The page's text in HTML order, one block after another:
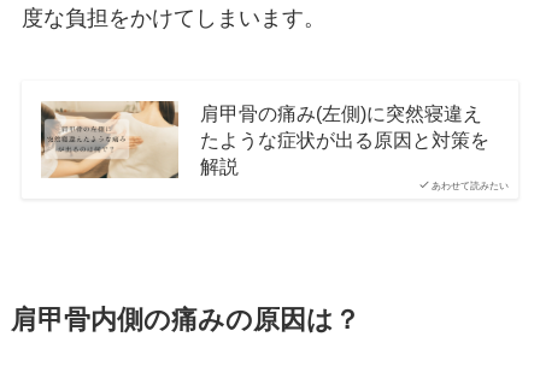
度な負担をかけてしまいます。
あわせて読みたい
肩甲骨の痛み(左側)に突然寝違え
たような症状が出る原因と対策を
解説
肩甲骨内側の痛みの原因は？